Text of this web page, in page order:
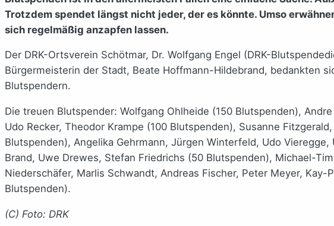
Trotzdem spendet längst nicht jeder, der es könnte. Umso
sich regelmäßig anzapfen lassen.
Der DRK-Ortsverein Schötmar, Dr. Wolfgang Engel (DRK-
Bürgermeisterin der Stadt, Beate Hoffmann-Hildebrand, bedankten
Blutspendern.
Die treuen Blutspender: Wolfgang Ohlheide (150 Blutspenden),
Udo Recker, Theodor Krampe (100 Blutspenden), Susanne
Blutspenden), Angelika Gehrmann, Jürgen Winterfeld, Udo Vieregge,
Brand, Uwe Drewes, Stefan Friedrichs (50 Blutspenden), Michael-
Niederschäfer, Marlis Schwandt, Andreas Fischer, Peter Meyer,
Blutspenden).
(C) Foto: DRK